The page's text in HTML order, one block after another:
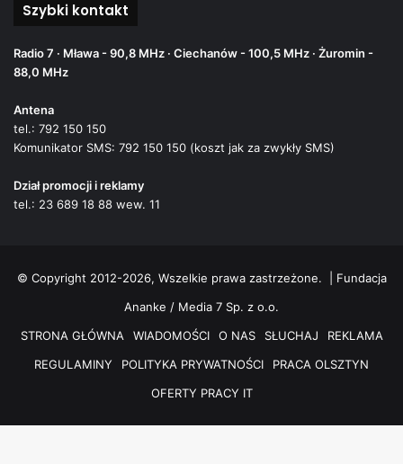
Szybki kontakt
Radio 7 · Mława - 90,8 MHz · Ciechanów - 100,5 MHz · Żuromin -
88,0 MHz
Antena
tel.: 792 150 150
Komunikator SMS: 792 150 150 (koszt jak za zwykły SMS)
Dział promocji i reklamy
tel.: 23 689 18 88 wew. 11
© Copyright 2012-2026, Wszelkie prawa zastrzeżone. | Fundacja
Ananke / Media 7 Sp. z o.o.
STRONA GŁÓWNA
WIADOMOŚCI O NAS SŁUCHAJ
REKLAMA
REGULAMINY
POLITYKA PRYWATNOŚCI
PRACA OLSZTYN
OFERTY PRACY IT